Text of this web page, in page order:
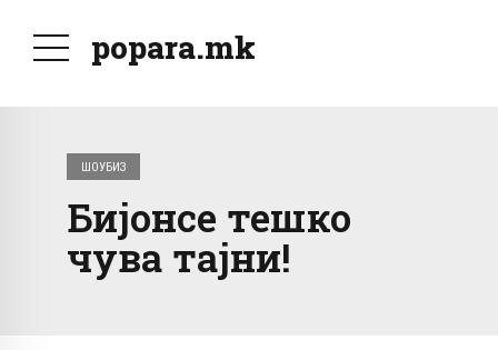
popara.mk
ШОУБИЗ
Бијонсе тешко
чува тајни!